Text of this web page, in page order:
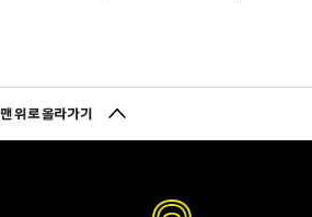
맨 위로 올라가기